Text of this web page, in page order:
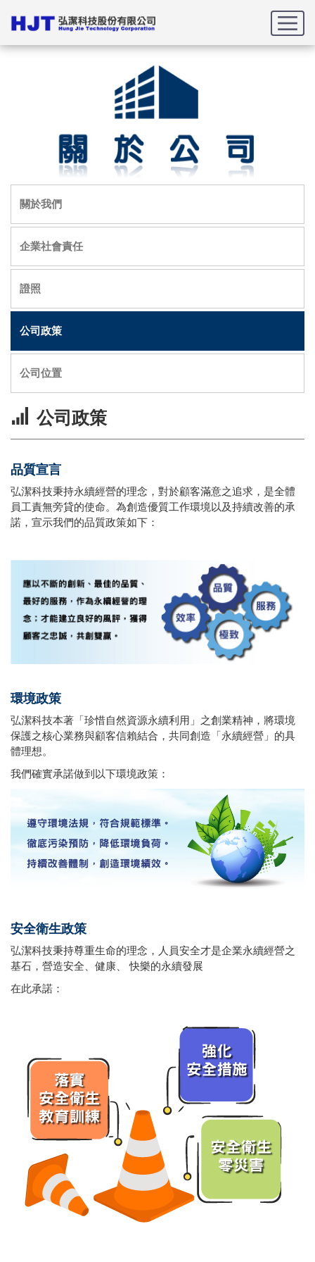
公司政策
關於我們
企業社會責任
證照
公司政策
公司位置
公司政策
品質宣言
弘潔科技秉持永續經營的理念，對於顧客滿意之追求，是全體
員工責無旁貸的使命。為創造優質工作環境以及持續改善的承
諾，宣示我們的品質政策如下：
環境政策
弘潔科技本著「珍惜自然資源永續利用」之創業精神，將環境
保護之核心業務與顧客信賴結合，共同創造「永續經營」的具
體理想。
我們確實承諾做到以下環境政策：
安全衛生政策
弘潔科技秉持尊重生命的理念，人員安全才是企業永續經營之
基石，營造安全、健康、 快樂的永續發展
在此承諾：